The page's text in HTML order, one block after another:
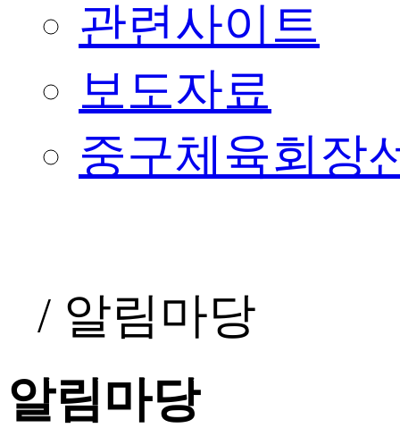
관련사이트
보도자료
중구체육회장
/ 알림마당
알림마당